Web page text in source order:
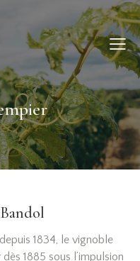
1834, le vignoble
1885 sous l’impulsion